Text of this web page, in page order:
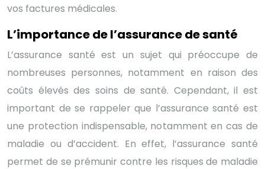
vos factures médicales.
L’importance de l’assurance de santé
L’assurance santé est un sujet qui préoccupe de
nombreuses personnes, notamment en raison des
coûts élevés des soins de santé. Cependant, il est
important de se rappeler que l’assurance santé est
une protection indispensable, notamment en cas de
maladie ou d’accident. En effet, l’assurance santé
permet de se prémunir contre les risques de maladie